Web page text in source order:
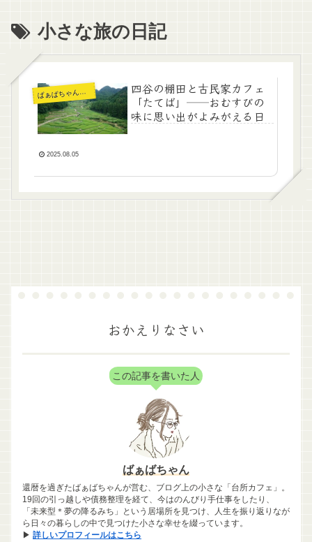
小さな旅の日記
ばぁばちゃんの暮らし
四谷の棚田と古民家カフェ
「たてば」──おむすびの
味に思い出がよみがえる日
2025.08.05
おかえりなさい
この記事を書いた人
ばぁばちゃん
還暦を過ぎたばぁばちゃんが営む、ブログ上の小さな「台所カフェ」。
19回の引っ越しや債務整理を経て、今はのんびり手仕事をしたり、
「未来型＊夢の降るみち」という居場所を見つけ、人生を振り返りなが
ら日々の暮らしの中で見つけた小さな幸せを綴っています。
▶ 詳しいプロフィールはこちら